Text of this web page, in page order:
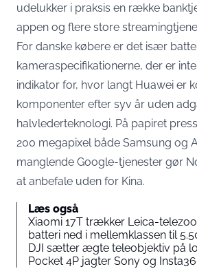
udelukker i praksis en række
appen og flere store
For danske købere er det især
kameraspecifikationerne, der er
indikator for, hvor langt Huawei er
komponenter efter syv år uden
halvlederteknologi. På papiret
200 megapixel både Samsung og
manglende Google-tjenester gør
at anbefale uden for Kina.
Læs også
Xiaomi 17T trækker Leica-
batteri ned i mellemklassen til
DJI sætter ægte teleobjektiv på
Pocket 4P jagter Sony og